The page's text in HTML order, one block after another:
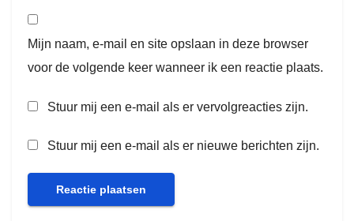
Mijn naam, e-mail en site opslaan in deze browser
voor de volgende keer wanneer ik een reactie plaats.
Stuur mij een e-mail als er vervolgreacties zijn.
Stuur mij een e-mail als er nieuwe berichten zijn.